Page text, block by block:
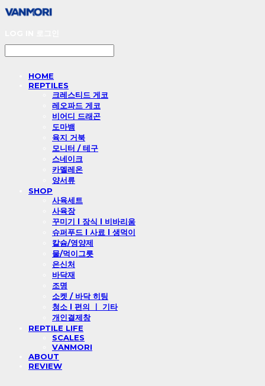
HOME
REPTILES
크레스티드 게코
레오파드 게코
비어디 드래곤
도마뱀
육지 거북
모니터 / 테구
스네이크
카멜레온
양서류
SHOP
사육세트
사육장
꾸미기 l 장식 l 비바리움
슈퍼푸드 l 사료 l 생먹이
칼슘/영양제
물/먹이그릇
은신처
바닥재
조명
소켓 / 바닥 히팅
청소 l 편의 ㅣ 기타
개인결제창
REPTILE LIFE
SCALES
VANMORI
ABOUT
REVIEW